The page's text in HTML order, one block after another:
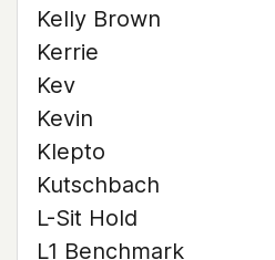
Kelly Brown
Kerrie
Kev
Kevin
Klepto
Kutschbach
L-Sit Hold
L1 Benchmark